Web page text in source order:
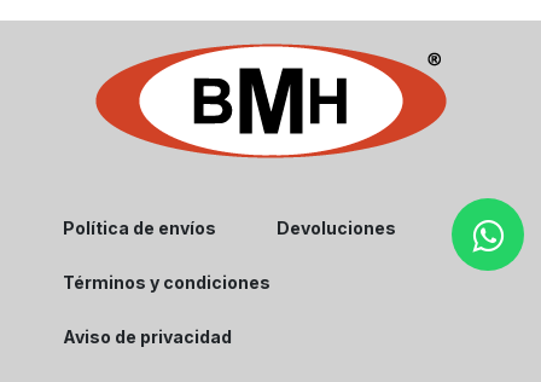
Política de envíos Devoluciones
Términos y condiciones
Aviso de privacidad